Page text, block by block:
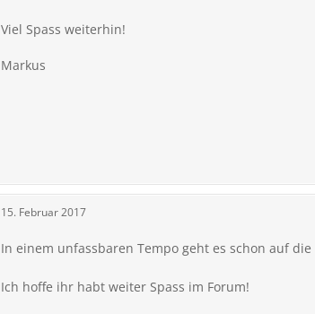
Viel Spass weiterhin!
Markus
15. Februar 2017
In einem unfassbaren Tempo geht es schon auf die
Ich hoffe ihr habt weiter Spass im Forum!